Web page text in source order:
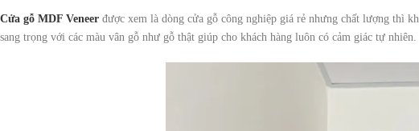
Cửa gỗ MDF Veneer được xem là dòng cửa gỗ công nghiệp giá rẻ nhưng chất lượng thì
sang trọng với các màu vân gỗ như gỗ thật giúp cho khách hàng luôn có cảm giác tự nhiên.